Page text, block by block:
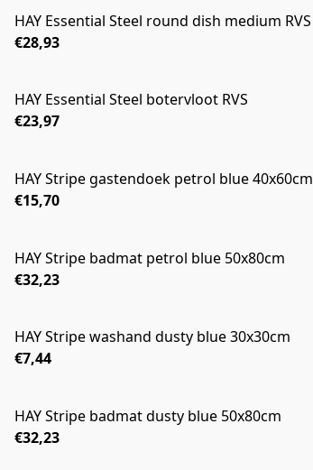
HAY Essential Steel round dish medium RVS
€28,93
HAY Essential Steel botervloot RVS
€23,97
HAY Stripe gastendoek petrol blue 40x60cm
€15,70
HAY Stripe badmat petrol blue 50x80cm
€32,23
HAY Stripe washand dusty blue 30x30cm
€7,44
HAY Stripe badmat dusty blue 50x80cm
€32,23